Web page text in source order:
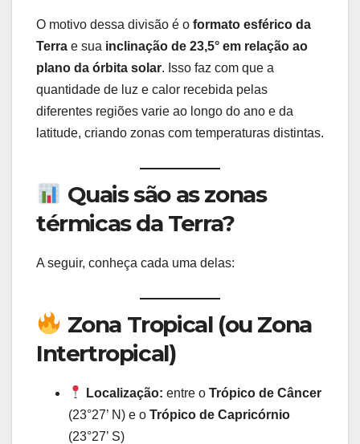
O motivo dessa divisão é o formato esférico da
Terra e sua inclinação de 23,5° em relação ao
plano da órbita solar. Isso faz com que a
quantidade de luz e calor recebida pelas
diferentes regiões varie ao longo do ano e da
latitude, criando zonas com temperaturas distintas.
Quais são as zonas
térmicas da Terra?
A seguir, conheça cada uma delas:
Zona Tropical (ou Zona
Intertropical)
Localização: entre oTrópico de Câncer
(23°27’ N) e o Trópico de Capricórnio
(23°27’ S)